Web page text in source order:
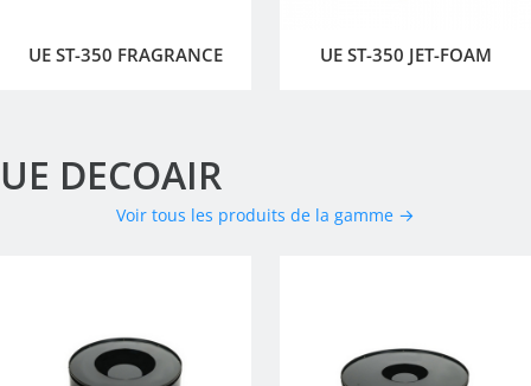
UE ST-350 FRAGRANCE UE ST-350 JET-FOAM
UE DECOAIR
Voir tous les produits de la gamme →